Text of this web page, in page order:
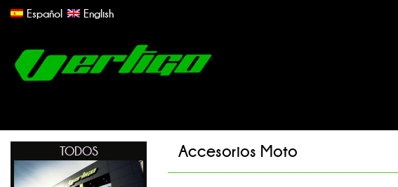
Español English
TODOS Accesorios Moto